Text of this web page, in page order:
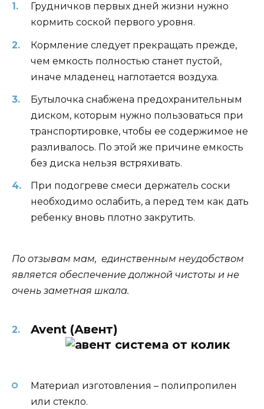
Грудничков первых дней жизни нужно
кормить соской первого уровня.
Кормление следует прекращать прежде,
чем емкость полностью станет пустой,
иначе младенец наглотается воздуха.
Бутылочка снабжена предохранительным
диском, которым нужно пользоваться при
транспортировке, чтобы ее содержимое не
разливалось. По этой же причине емкость
без диска нельзя встряхивать.
При подогреве смеси держатель соски
необходимо ослабить, а перед тем как дать
ребенку вновь плотно закрутить.
По отзывам мам, единственным неудобством
является обеспечение должной чистоты и не
очень заметная шкала.
Avent (Авент)
Материал изготовления – полипропилен
или стекло.